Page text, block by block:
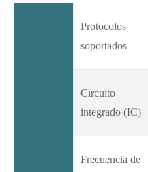
Protocolos
soportados
Circuito
integrado (IC)
Frecuencia de